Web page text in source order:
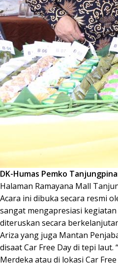
DK-Humas Pemko
Halaman Ramayana Mall
Acara ini dibuka secara resmi
sangat mengapresiasi
diteruskan secara
Ariza yang juga Mantan
disaat Car Free Day di tepi
Merdeka atau di lokasi Car